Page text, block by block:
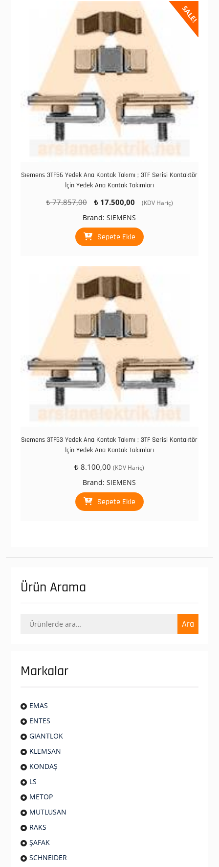
SALE!
Sıemens 3TF56 Yedek Ana Kontak Takımı ; 3TF Serisi Kontaktör
İçin Yedek Ana Kontak Takımları
₺77.857,00
Orijinal
fiyat:
₺ 77.857,00.
₺17.500,00
Şu
₺ 17.500,00.
(KDV Hariç)
Brand:SIEMENS
Sepete Ekle
Sıemens 3TF53 Yedek Ana Kontak Takımı ; 3TF Serisi Kontaktör
İçin Yedek Ana Kontak Takımları
₺ 8.100,00 (KDV Hariç)
Brand:SIEMENS
Sepete Ekle
Ürün Arama
Ara: Ara
Markalar
EMAS
ENTES
GIANTLOK
KLEMSAN
KONDAŞ
LS
METOP
MUTLUSAN
RAKS
ŞAFAK
SCHNEIDER